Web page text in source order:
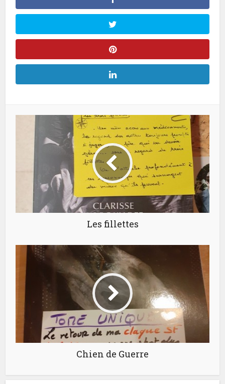
Les fillettes
Chien de Guerre